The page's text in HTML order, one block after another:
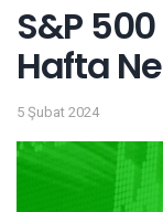
S&P
Hafta
5 Şubat 2024